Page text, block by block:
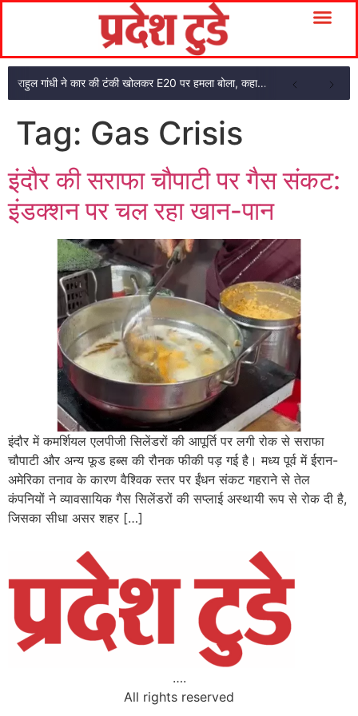
राहुल गांधी ने कार की टंकी खोलकर E20 पर हमला बोला, कहा- पूरी दाल ही काली है
Tag: Gas Crisis
इंदौर की सराफा चौपाटी पर गैस संकट:
इंडक्शन पर चल रहा खान-पान
इंदौर में कमर्शियल एलपीजी सिलेंडरों की आपूर्ति पर लगी रोक से सराफा
चौपाटी और अन्य फूड हब्स की रौनक फीकी पड़ गई है। मध्य पूर्व में ईरान-
अमेरिका तनाव के कारण वैश्विक स्तर पर ईंधन संकट गहराने से तेल
कंपनियों ने व्यावसायिक गैस सिलेंडरों की सप्लाई अस्थायी रूप से रोक दी है,
जिसका सीधा असर शहर […]
….
All rights reserved